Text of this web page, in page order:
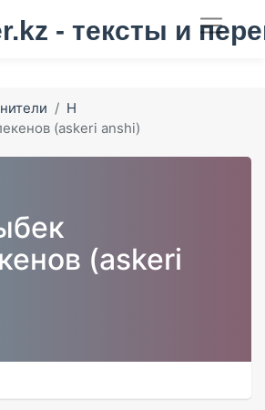
Н
(askeri anshi)
(askeri